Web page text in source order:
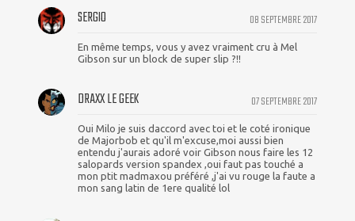
08 SEPTEMBRE 2017
SERGIO
En même temps, vous y avez vraiment cru à Mel
Gibson sur un block de super slip ?!!
07 SEPTEMBRE 2017
DRAXX LE GEEK
Oui Milo je suis daccord avec toi et le coté ironique
de Majorbob et qu'il m'excuse,moi aussi bien
entendu j'aurais adoré voir Gibson nous faire les 12
salopards version spandex ,oui faut pas touché a
mon ptit madmaxou préféré ,j'ai vu rouge la faute a
mon sang latin de 1ere qualité lol